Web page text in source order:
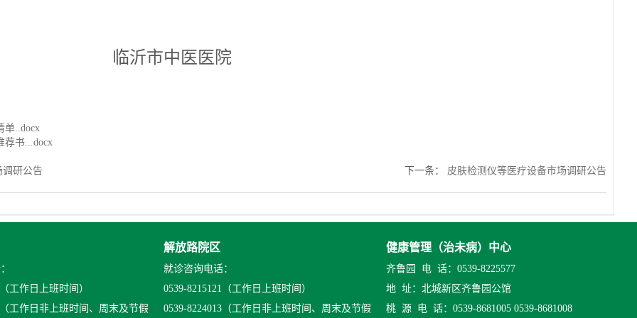
中医医院
单..docx
荐书...docx
调研公告 下一条： 皮肤检测仪等医疗设备市场调研公告
（工作日上班时间）
（工作日非上班时间、周末及节假
解放路院区
就诊咨询电话：
0539-8215121 （工作日上班时间）
0539-8224013 （工作日非上班时间、周末及节假
健康管理（治未病）中心
齐鲁园 电 话：0539-8225577
地 址：北城新区齐鲁园公馆
桃 源 电 话：0539-8681005 0539-8681008